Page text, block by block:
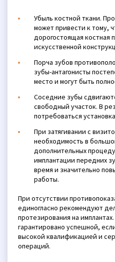
Убыль костной ткани.
может привести к тому, что понадобится
дорогостоящая костная
искусственной
Порча зубов
зубы-антагонисты постепенно выдвигаются на пустое
Соседние зубы
свободный участок. В результате может
потребоваться
При затягивании с
необходимость в большом
дополнительных
имплантации передних зубов на неопределенное
время и значительно
работы.
При отсутствии
единогласно рекомендуют
протезирования на
гарантировано успешной,
высокой квалификацией и
операций.